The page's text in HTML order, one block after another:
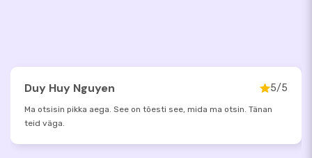
Duy Huy Nguyen 5/5
Ma otsisin pikka aega. See on tõesti see, mida ma otsin. Tänan
teid väga.